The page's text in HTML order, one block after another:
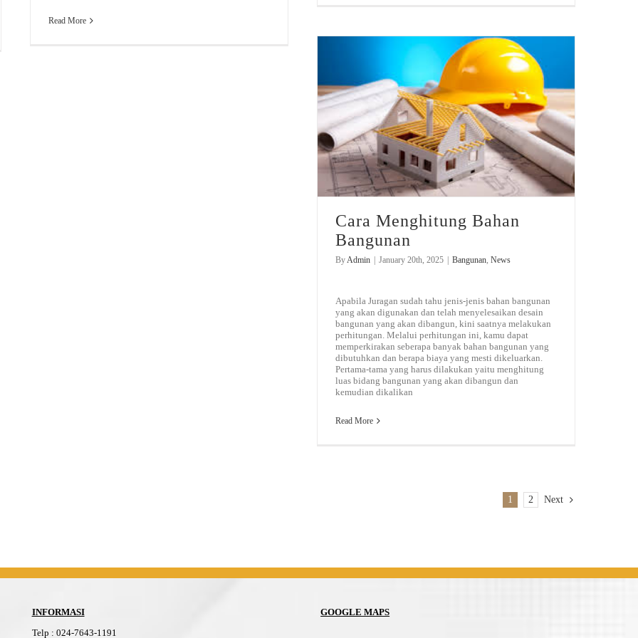
Read More
Cara Menghitung Bahan
Bangunan
ByAdmin January 20th, 2025 Bangunan, News
Apabila Juragan sudah tahu jenis-jenis bahan bangunan
yang akan digunakan dan telah menyelesaikan desain
bangunan yang akan dibangun, kini saatnya melakukan
perhitungan. Melalui perhitungan ini, kamu dapat
memperkirakan seberapa banyak bahan bangunan yang
dibutuhkan dan berapa biaya yang mesti dikeluarkan.
Pertama-tama yang harus dilakukan yaitu menghitung
luas bidang bangunan yang akan dibangun dan
kemudian dikalikan
Read More
1 2 Next
INFORMASI
Telp : 024-7643-1191
GOOGLE MAPS
Silahkan Tanyakan Berkaitan Dengan Penjualan Produk